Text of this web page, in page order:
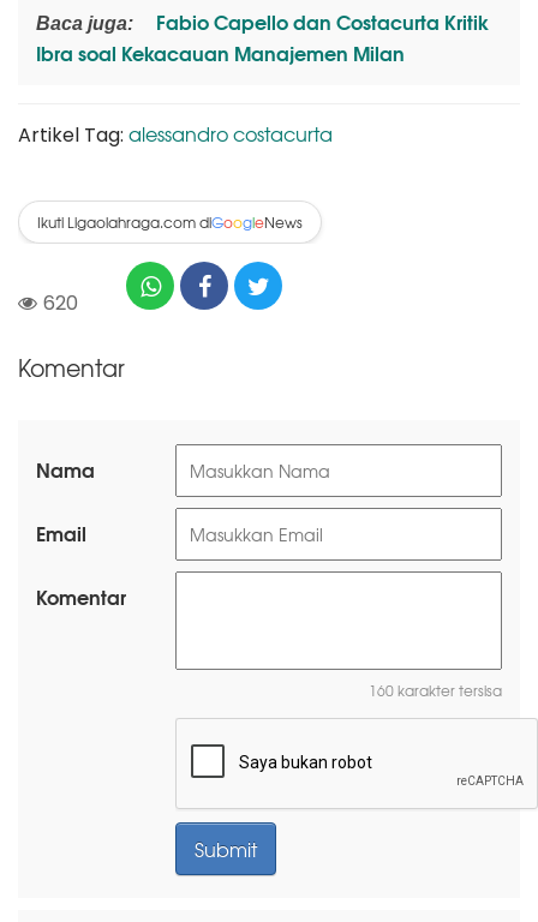
Baca juga:
Fabio Capello dan Costacurta Kritik
Ibra soal Kekacauan Manajemen Milan
Artikel Tag: alessandro costacurta
Ikuti Ligaolahraga.com diGoogleNews
620
Komentar
Nama
Email
Komentar
160 karakter tersisa